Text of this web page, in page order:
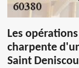
Les
charpente
Saint